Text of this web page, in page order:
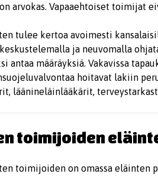
arvokas. Vapaaehtoiset toimijat
tulee kertoa avoimesti
ja neuvomalla
antaa määräyksiä. Vakavissa
hoitavat lakiin
läänineläinlääkärit,
toimijoiden
toimijoiden on omassa eläinten